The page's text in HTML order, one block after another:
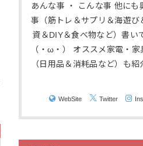
あんな事 ・ こんな事 他にも
事（筋トレ＆サプリ＆海遊び
資＆DIY＆食べ物など）書い
（・ω・） オススメ家電・家
（日用品＆消耗品など）も紹
WebSite Twitter